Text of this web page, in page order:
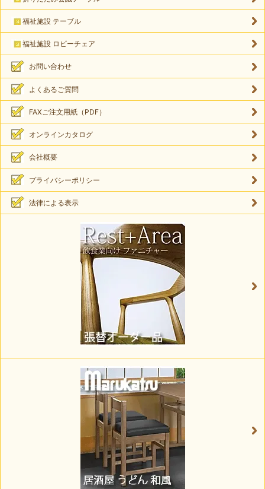
福祉施設 テーブル
福祉施設 ロビーチェア
お問い合わせ
よくあるご質問
FAXご注文用紙（PDF）
オンラインカタログ
会社概要
プライバシーポリシー
法律による表示